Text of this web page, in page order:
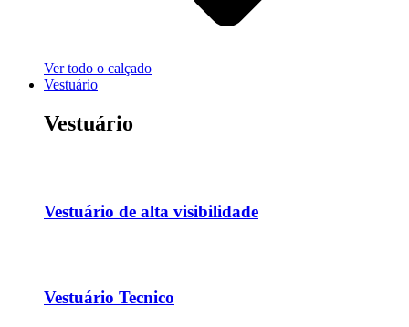
Ver todo o calçado
Vestuário
Vestuário
Vestuário de alta visibilidade
Vestuário Tecnico